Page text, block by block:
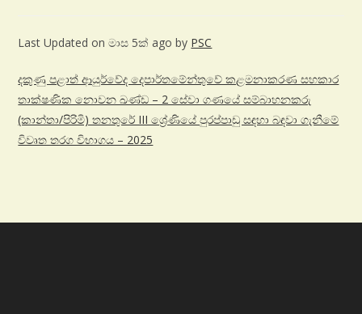
Last Updated on මාස 5ක් ago by PSC
දකුණු පළාත් ආයුර්වේද දෙපාර්තමේන්තුවේ කළමනාකරණ සහකාර
තාක්ෂණික නොවන ඛණ්ඩ – 2 සේවා ගණයේ සම්බාහනකරු
(කාන්තා/පිරිමි) තනතුරේ III ශ්‍රේණියේ පුරප්පාඩු සඳහා බඳවා ගැනීමේ
විවෘත තරග විභාගය – 2025